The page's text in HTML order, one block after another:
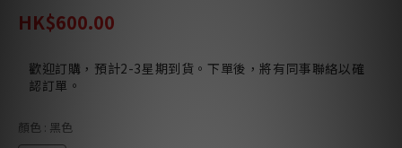
HK$600.00
歡迎訂購，預計2-3星期到貨。下單後，將有同事聯絡以確
認訂單。
顏色 : 黑色